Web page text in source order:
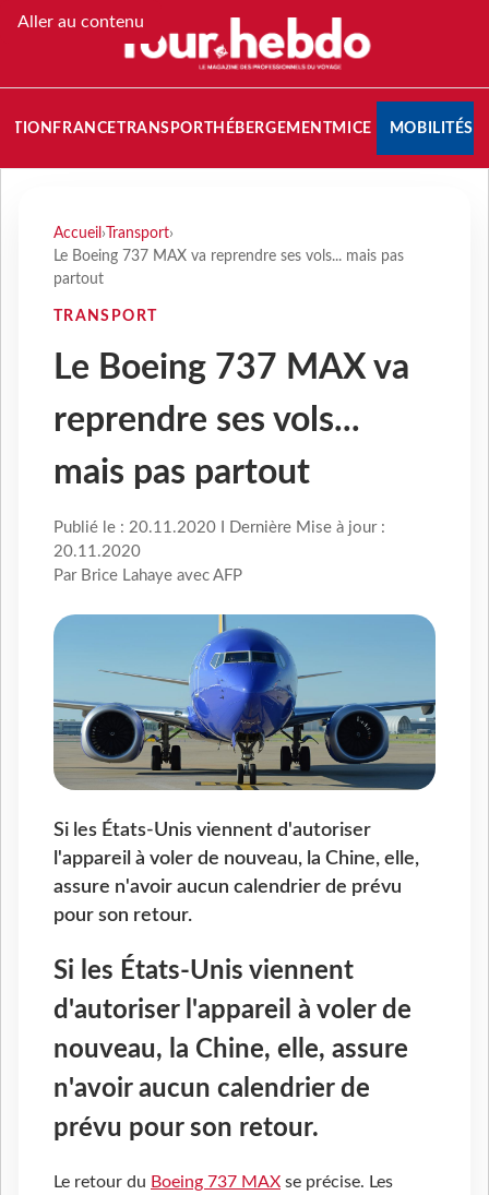
Aller au contenu
FRANCETRANSPORT HÉBERGEMENTMICE MOBILITÉS
Accueil › Transport›
Le Boeing 737 MAX va reprendre ses vols... mais pas
partout
TRANSPORT
Le Boeing 737 MAX va
reprendre ses vols...
mais pas partout
Publié le : 20.11.2020 I Dernière Mise à jour :
20.11.2020
Par Brice Lahaye avec AFP
Si les États-Unis viennent d'autoriser
l'appareil à voler de nouveau, la Chine, elle,
assure n'avoir aucun calendrier de prévu
pour son retour.
Si les États-Unis viennent
d'autoriser l'appareil à voler de
nouveau, la Chine, elle, assure
n'avoir aucun calendrier de
prévu pour son retour.
Le retour du Boeing 737 MAX se précise. Les